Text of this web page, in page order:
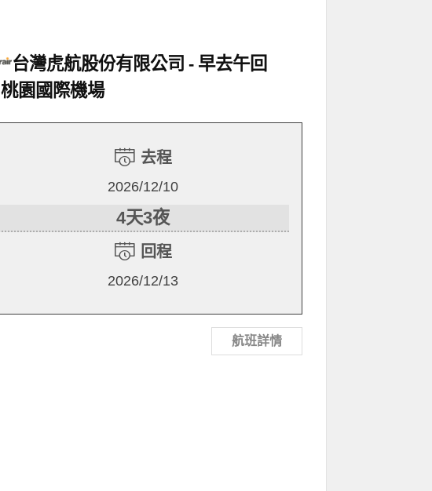
台灣虎航股份有限公司
早去午回
桃園國際機場
去程
2026/12/10
4天3夜
回程
2026/12/13
航班詳情